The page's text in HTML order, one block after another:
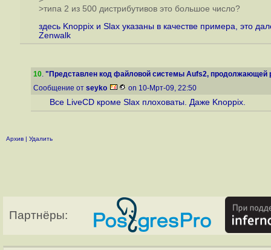
>типа 2 из 500 дистрибутивов это большое число?
здесь Knoppix и Slax указаны в качестве примера, это
Zenwalk
10. "Представлен код файловой системы Aufs2, продолжающей
Сообщение от seyko on 10-Мрт-09, 22:50
Все LiveCD кроме Slax плоховаты. Даже Knoppix.
Архив | Удалить
Партнёры: